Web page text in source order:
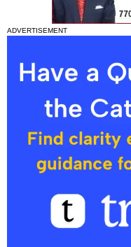
ADVERTISEMENT